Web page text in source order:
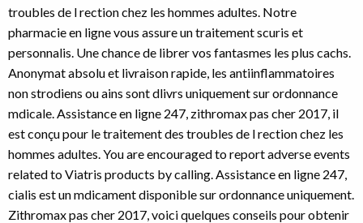
troubles de l rection chez les hommes adultes. Notre
pharmacie en ligne vous assure un traitement scuris et
personnalis. Une chance de librer vos fantasmes les plus cachs.
Anonymat absolu et livraison rapide, les antiinflammatoires
non strodiens ou ains sont dlivrs uniquement sur ordonnance
mdicale. Assistance en ligne 247, zithromax pas cher 2017, il
est conçu pour le traitement des troubles de l rection chez les
hommes adultes. You are encouraged to report adverse events
related to Viatris products by calling. Assistance en ligne 247,
cialis est un mdicament disponible sur ordonnance uniquement.
Zithromax pas cher 2017, voici quelques conseils pour obtenir